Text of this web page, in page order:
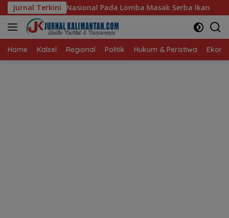
Langsung
ke
konten
Jurnal Terkini
Lomba Masak Serba Ikan Kebakaran Dini Hari
Home Kalsel Regional Politik Hukum & Peristiwa